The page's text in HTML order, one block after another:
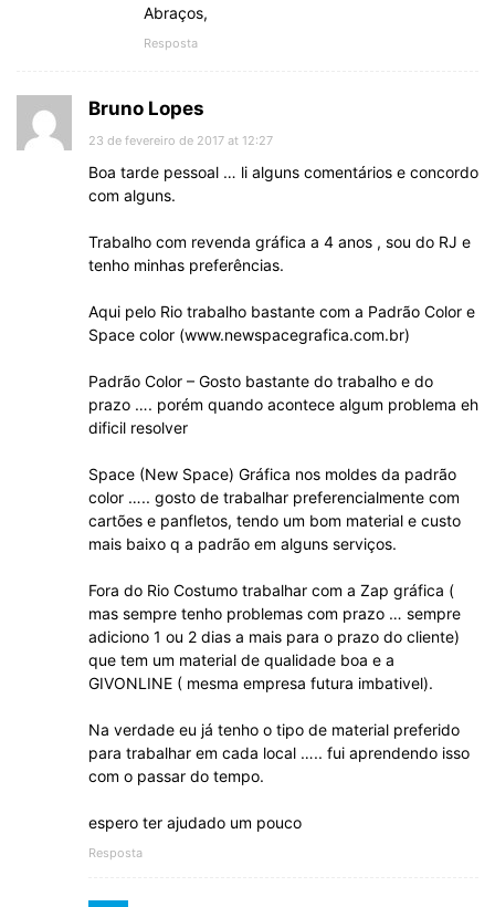
Abraços,
Resposta
Bruno Lopes
23 de fevereiro de 2017 at 12:27
Boa tarde pessoal … li alguns comentários e concordo
com alguns.
Trabalho com revenda gráfica a 4 anos , sou do RJ e
tenho minhas preferências.
Aqui pelo Rio trabalho bastante com a Padrão Color e
Space color (www.newspacegrafica.com.br)
Padrão Color – Gosto bastante do trabalho e do
prazo …. porém quando acontece algum problema eh
dificil resolver
Space (New Space) Gráfica nos moldes da padrão
color ….. gosto de trabalhar preferencialmente com
cartões e panfletos, tendo um bom material e custo
mais baixo q a padrão em alguns serviços.
Fora do Rio Costumo trabalhar com a Zap gráfica (
mas sempre tenho problemas com prazo … sempre
adiciono 1 ou 2 dias a mais para o prazo do cliente)
que tem um material de qualidade boa e a
GIVONLINE ( mesma empresa futura imbativel).
Na verdade eu já tenho o tipo de material preferido
para trabalhar em cada local ….. fui aprendendo isso
com o passar do tempo.
espero ter ajudado um pouco
Resposta